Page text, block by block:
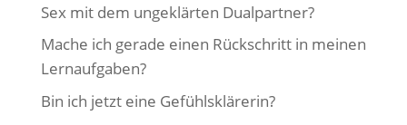
Sex mit dem ungeklärten Dualpartner?
Mache ich gerade einen Rückschritt in meinen
Lernaufgaben?
Bin ich jetzt eine Gefühlsklärerin?